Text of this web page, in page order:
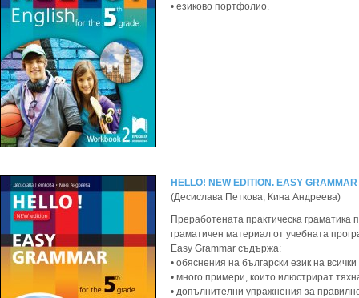
• езиково портфолио.
HELLO! NEW EDITION. EASY
(Десислава Петкова, Кина Андреева)
Преработената практическа граматика
граматичен материал от учебната
Easy Grammar съдържа:
• обяснения на български език на
• много примери, които илюстрират
• допълнителни упражнения за